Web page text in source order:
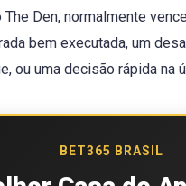
Den, normalmente
bem executada, um
ou uma decisão rápida na
BET365 BRASIL